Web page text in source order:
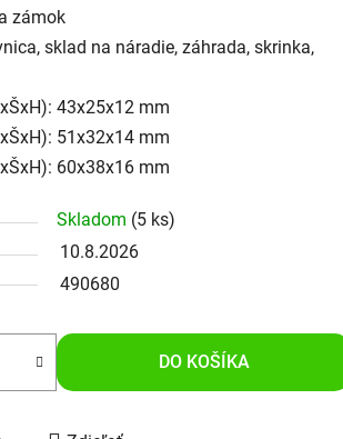
zámok
sklad na náradie, záhrada, skrinka,
43x25x12 mm
51x32x14 mm
60x38x16 mm
Skladom (5 ks)
10.8.2026
490680
DO KOŠÍKA